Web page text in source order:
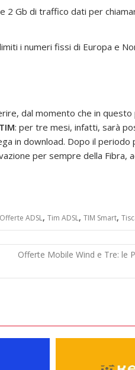
2 Gb di traffico dati per
i numeri fissi di Europa e
dal momento che in questo
: per tre mesi, infatti, sarà
in download. Dopo il periodo
per sempre della Fibra,
Offerte ADSL, Tim ADSL, TIM Smart,
Offerte Mobile Wind e Tre: le